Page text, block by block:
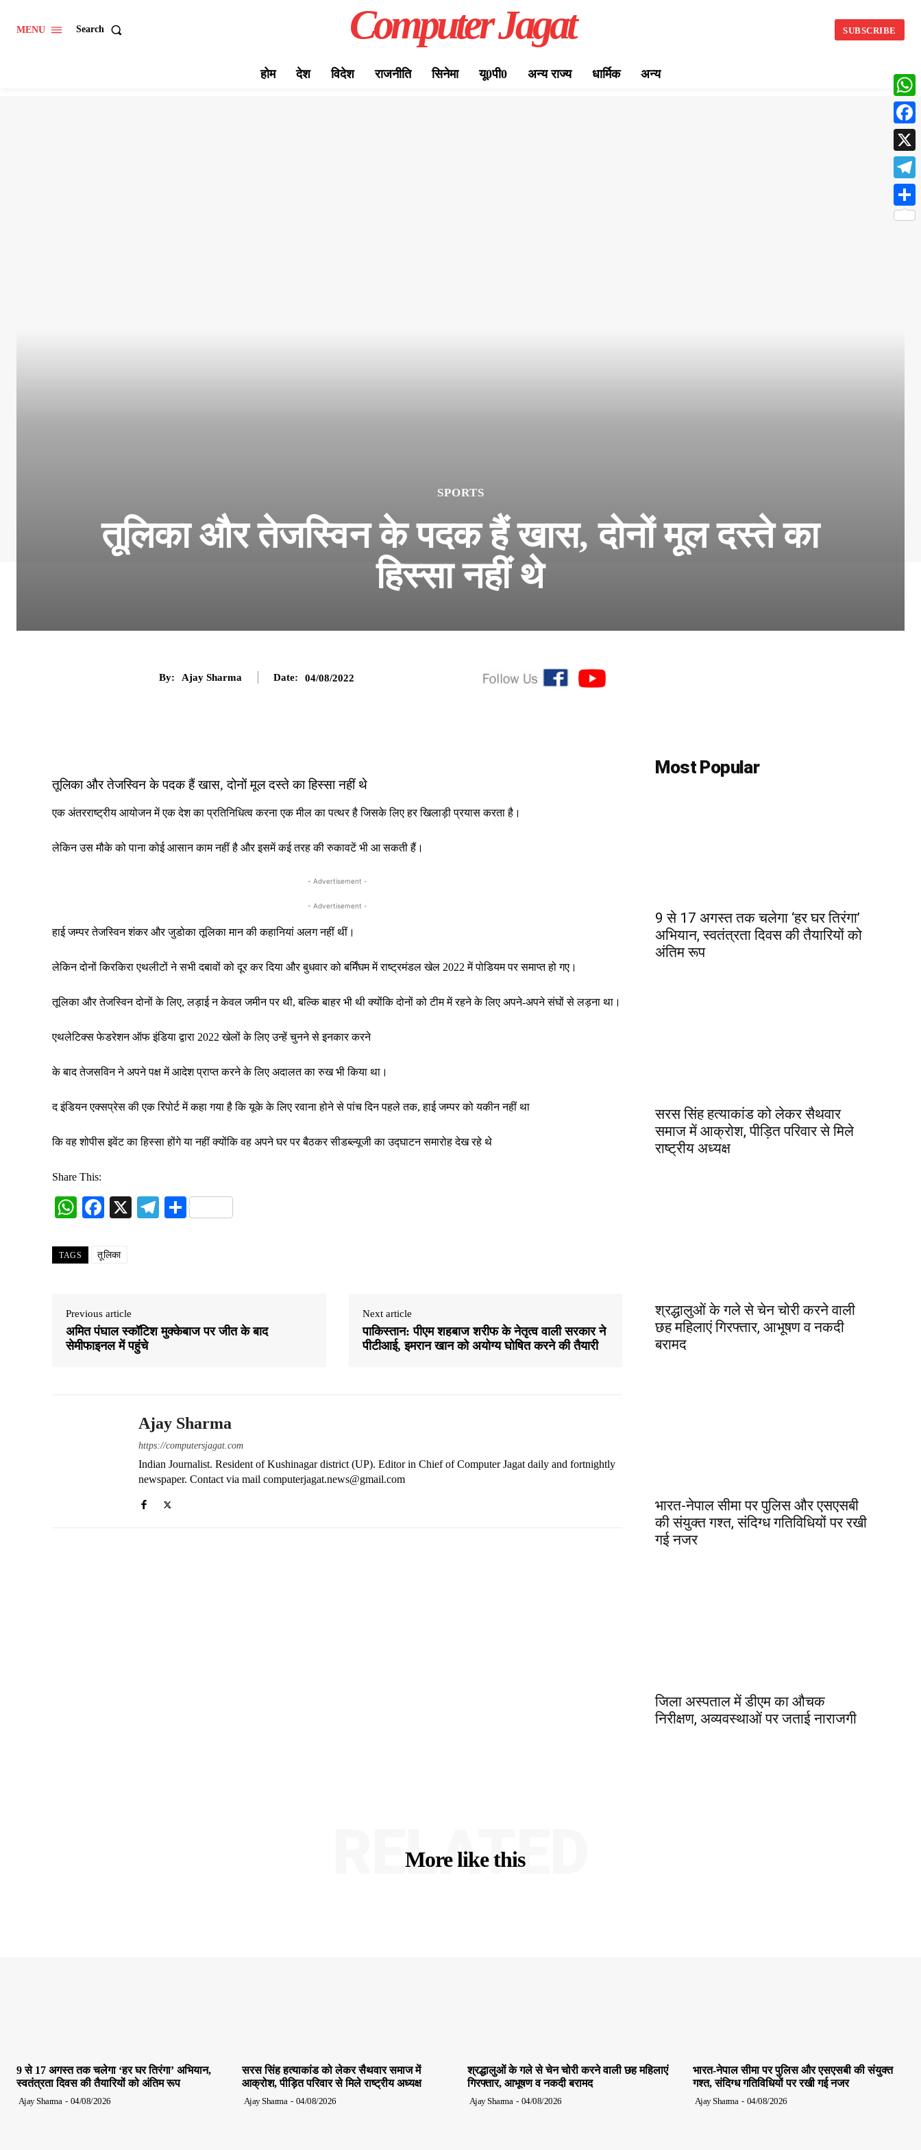
MENU Search Computer Jagat SUBSCRIBE
होम देश विदेश राजनीति सिनेमा यू0पी0 अन्य राज्य धार्मिक अन्य
SPORTS
तूलिका और तेजस्विन के पदक हैं खास, दोनों मूल दस्ते का
हिस्सा नहीं थे
By: Ajay Sharma Date: 04/08/2022
तूलिका और तेजस्विन के पदक हैं खास, दोनों मूल दस्ते का हिस्सा नहीं थे
एक अंतरराष्ट्रीय आयोजन में एक देश का प्रतिनिधित्व करना एक मील का पत्थर है जिसके लिए हर खिलाड़ी प्रयास करता है।
लेकिन उस मौके को पाना कोई आसान काम नहीं है और इसमें कई तरह की रुकावटें भी आ सकती हैं।
- Advertisement -
- Advertisement -
हाई जम्पर तेजस्विन शंकर और जुडोका तूलिका मान की कहानियां अलग नहीं थीं।
लेकिन दोनों किरकिरा एथलीटों ने सभी दबावों को दूर कर दिया और बुधवार को बर्मिंघम में राष्ट्रमंडल खेल 2022 में पोडियम पर समाप्त हो गए।
तूलिका और तेजस्विन दोनों के लिए, लड़ाई न केवल जमीन पर थी, बल्कि बाहर भी थी क्योंकि दोनों को टीम में रहने के लिए अपने-अपने संघों से लड़ना था।
एथलेटिक्स फेडरेशन ऑफ इंडिया द्वारा 2022 खेलों के लिए उन्हें चुनने से इनकार करने
के बाद तेजसविन ने अपने पक्ष में आदेश प्राप्त करने के लिए अदालत का रुख भी किया था।
द इंडियन एक्सप्रेस की एक रिपोर्ट में कहा गया है कि यूके के लिए रवाना होने से पांच दिन पहले तक, हाई जम्पर को यकीन नहीं था
कि वह शोपीस इवेंट का हिस्सा होंगे या नहीं क्योंकि वह अपने घर पर बैठकर सीडब्ल्यूजी का उद्घाटन समारोह देख रहे थे
Share This:
W
ts
Fa
bo
X
Te S
TAGS तूलिका
Previous article
अमित पंघाल स्कॉटिश मुक्केबाज पर जीत के बाद
सेमीफाइनल में पहुंचे
Next article
पाकिस्तान: पीएम शहबाज शरीफ के नेतृत्व वाली सरकार ने
पीटीआई, इमरान खान को अयोग्य घोषित करने की तैयारी
Ajay Sharma
https://computersjagat.com
Indian Journalist. Resident of Kushinagar district (UP). Editor in Chief of Computer Jagat daily and fortnightly
newspaper. Contact via mail computerjagat.news@gmail.com
Most Popular
9 से 17 अगस्त तक चलेगा ‘हर घर तिरंगा’
अभियान, स्वतंत्रता दिवस की तैयारियों को
अंतिम रूप
सरस सिंह हत्याकांड को लेकर सैथवार
समाज में आक्रोश, पीड़ित परिवार से मिले
राष्ट्रीय अध्यक्ष
श्रद्धालुओं के गले से चेन चोरी करने वाली
छह महिलाएं गिरफ्तार, आभूषण व नकदी
बरामद
भारत-नेपाल सीमा पर पुलिस और एसएसबी
की संयुक्त गश्त, संदिग्ध गतिविधियों पर रखी
गई नजर
जिला अस्पताल में डीएम का औचक
निरीक्षण, अव्यवस्थाओं पर जताई नाराजगी
More like this
RELATED
9 से 17 अगस्त तक चलेगा ‘हर घर तिरंगा’ अभियान,
स्वतंत्रता दिवस की तैयारियों को अंतिम रूप
Ajay Sharma - 04/08/2026
सरस सिंह हत्याकांड को लेकर सैथवार समाज में
आक्रोश, पीड़ित परिवार से मिले राष्ट्रीय अध्यक्ष
Ajay Sharma - 04/08/2026
श्रद्धालुओं के गले से चेन चोरी करने वाली छह महिलाएं
गिरफ्तार, आभूषण व नकदी बरामद
Ajay Sharma - 04/08/2026
भारत-नेपाल सीमा पर पुलिस और एसएसबी की संयुक्त
गश्त, संदिग्ध गतिविधियों पर रखी गई नजर
Ajay Sharma - 04/08/2026
X
Share